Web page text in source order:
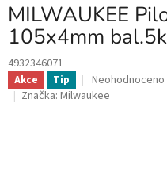
MILWAUKEE
105x4mm
4932346071
Akce Tip
Průměrné
hodnocení
Neohodnoceno
Značka: Milwaukee